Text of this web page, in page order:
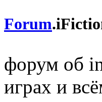
Forum.
форум об
играх и